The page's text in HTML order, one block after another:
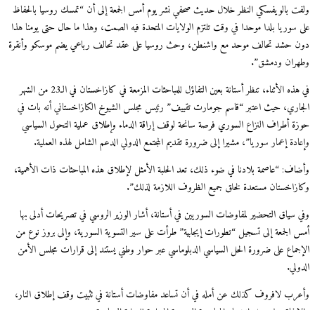
ولفت بالويفسكي النظر خلال حديث صحفي نشر يوم أمس الجمعة إلى أن “تمسك روسيا بالحفاظ
على سوريا بلدا موحدا في وقت تلتزم الولايات المتحدة فيه الصمت، وهذا ما حال حتى يومنا هذا
دون حشد تحالف موحد مع واشنطن، وحث روسيا على عقد تحالف رباعي يضم موسكو وأنقرة
وطهران ودمشق”.
في هذه الأثناء، تنظر أستانة بعين التفاؤل للمباحثات المزمعة في كازاخستان في الـ23 من الشهر
الجاري، حيث اعتبر “قاسم جومارت تقييف” رئيس مجلس الشيوخ الكازاخستاني أنه بات في
حوزة أطراف النزاع السوري فرصة سانحة لوقف إراقة الدماء وإطلاق عملية التحول السياسي
وإعادة إعمار سوريا”، مشيرا إلى ضرورة تقديم المجتمع الدولي الدعم الشامل لهذه العملية.
وأضاف: “عاصمة بلادنا في ضوء ذلك، تعد الحلبة الأمثل لإطلاق هذه المباحثات ذات الأهمية،
وكازاخستان مستعدة لخلق جميع الظروف اللازمة لذلك”.
وفي سياق التحضير لمفاوضات السوريين في أستانة، أشار الوزير الروسي في تصريحات أدلى بها
أمس الجمعة إلى تسجيل “تطورات إيجابية” طرأت على سير التسوية السورية، وإلى بروز نوع من
الإجماع على ضرورة الحل السياسي الدبلوماسي عبر حوار وطني يستند إلى قرارات مجلس الأمن
الدولي.
وأعرب لافروف كذلك عن أمله في أن تساعد مفاوضات أستانة في تثبيت وقف إطلاق النار،